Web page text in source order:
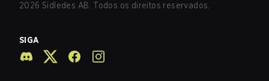
2026 Sidledes AB. Todos os direitos reservados.
SIGA